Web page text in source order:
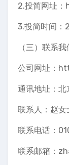
2.投简网址
3.投简时间：
（三）联系我
公司网址：
通讯地址：
联系人：赵女
联系电话：
联系邮箱：